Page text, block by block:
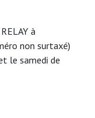
à
non surtaxé)
le samedi de